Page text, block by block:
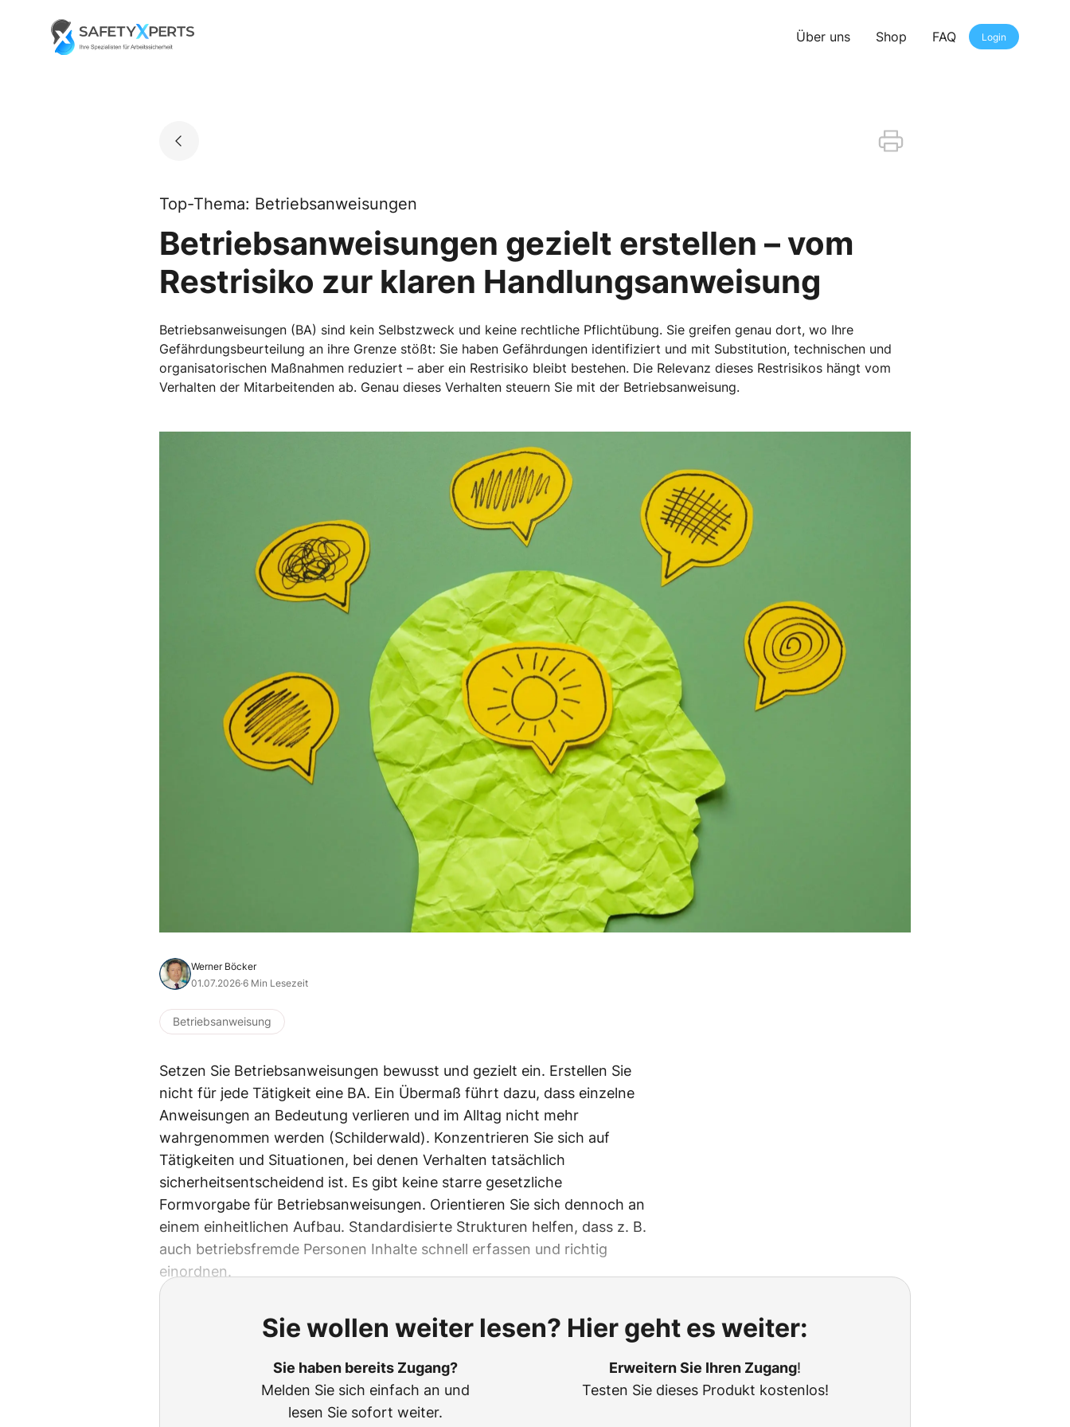
Go to landing page.
Über uns Shop FAQ Login
Top-Thema: Betriebsanweisungen
Betriebsanweisungen gezielt erstellen – vom
Restrisiko zur klaren Handlungsanweisung
Betriebsanweisungen (BA) sind kein Selbstzweck und keine rechtliche Pflichtübung. Sie greifen genau dort, wo Ihre
Gefährdungsbeurteilung an ihre Grenze stößt: Sie haben Gefährdungen identifiziert und mit Substitution, technischen und
organisatorischen Maßnahmen reduziert – aber ein Restrisiko bleibt bestehen. Die Relevanz dieses Restrisikos hängt vom
Verhalten der Mitarbeitenden ab. Genau dieses Verhalten steuern Sie mit der Betriebsanweisung.
Werner Böcker
01.07.2026·6 Min Lesezeit
Betriebsanweisung
Setzen Sie Betriebsanweisungen bewusst und gezielt ein. Erstellen Sie
nicht für jede Tätigkeit eine BA. Ein Übermaß führt dazu, dass einzelne
Anweisungen an Bedeutung verlieren und im Alltag nicht mehr
wahrgenommen werden (Schilderwald). Konzentrieren Sie sich auf
Tätigkeiten und Situationen, bei denen Verhalten tatsächlich
sicherheitsentscheidend ist. Es gibt keine starre gesetzliche
Formvorgabe für Betriebsanweisungen. Orientieren Sie sich dennoch an
einem einheitlichen Aufbau. Standardisierte Strukturen helfen, dass z. B.
auch betriebsfremde Personen Inhalte schnell erfassen und richtig
einordnen.
Sie wollen weiter lesen? Hier geht es weiter:
Sie haben bereits Zugang?
Melden Sie sich einfach an und
lesen Sie sofort weiter.
Erweitern Sie Ihren Zugang!
Testen Sie dieses Produkt kostenlos!